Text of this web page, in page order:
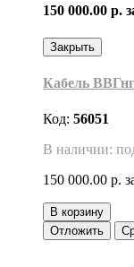
150 000.00 р.
Закрыть
Кабель
Код: 56051
В наличии:
150 000.00 р.
В корзину
Отложить